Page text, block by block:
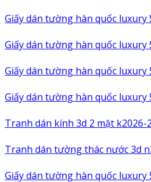
Giấy dán tường hàn quốc luxury
Giấy dán tường hàn quốc luxury
Giấy dán tường hàn quốc luxury
Giấy dán tường hàn quốc luxury
Tranh dán kính 3d 2 mặt k2026-
Tranh dán tường thác nước 3d
Giấy dán tường hàn quốc luxury